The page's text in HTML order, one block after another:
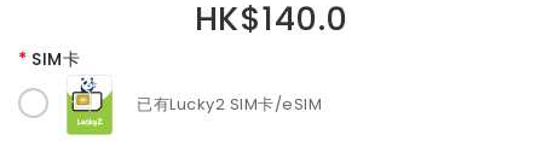
HK$140.0
SIM卡
已有Lucky2 SIM卡/eSIM